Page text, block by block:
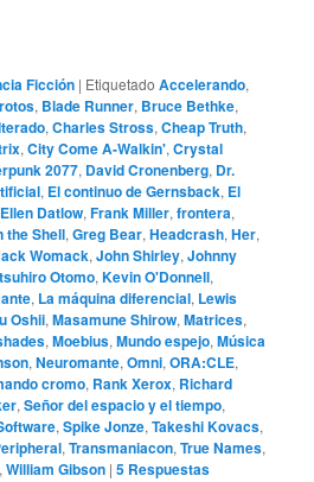
Ficción | Etiquetado Accelerando,
, Blade Runner, Bruce Bethke,
,Charles Stross,Cheap Truth,
,City Come A-Walkin',Crystal
2077, David Cronenberg, Dr.
, El continuo de Gernsback, El
Ellen Datlow,Frank Miller,frontera,
the Shell,Greg Bear,Headcrash,Her,
Womack,John Shirley,Johnny
Otomo,Kevin O'Donnell,
, La máquina diferencial, Lewis
Oshii,Masamune Shirow,Matrices,
,Moebius,Mundo espejo,Música
,Neuromante,Omni,ORA:CLE,
cromo, Rank Xerox, Richard
,Señor del espacio y el tiempo,
,Spike Jonze,Takeshi Kovacs,
,Transmaniacon,True Names,
,William Gibson |5 Respuestas